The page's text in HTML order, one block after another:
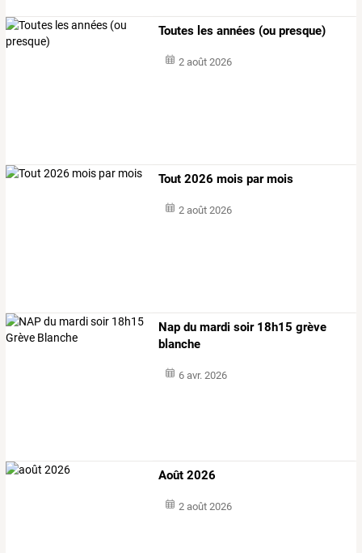
Toutes les années (ou presque)
2 août 2026
Tout 2026 mois par mois
2 août 2026
Nap du mardi soir 18h15 grève
blanche
6 avr. 2026
Août 2026
2 août 2026